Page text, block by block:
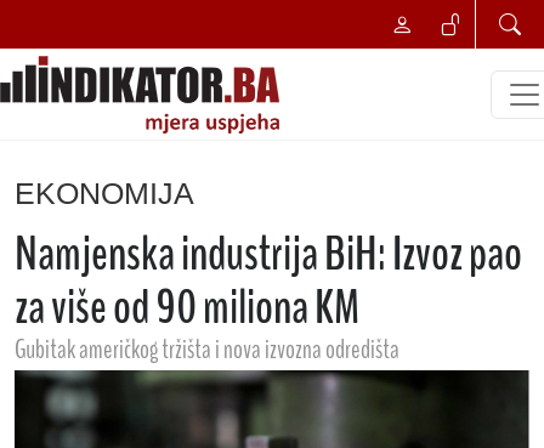
EKONOMIJA
Namjenska industrija BiH: Izvoz pao
za više od 90 miliona KM
Gubitak američkog tržišta i nova izvozna odredišta